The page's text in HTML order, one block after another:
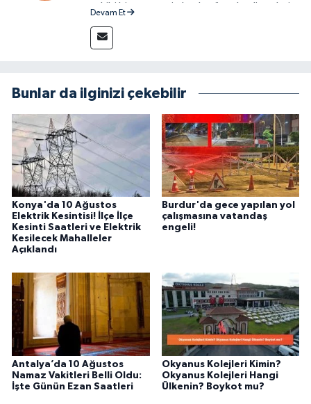
sahibi bir gazeteci olarak, güncel gelişmeleri
güvenilir ve tarafsız bilgilerle buluşturmayı
amaçlıyorum. Habercilik anlayışımda etik
alanlarda ürettiğim içeriklerle kamuoyuna
fayda sağla
Devam Et
Bunlar da ilginizi çekebilir
Konya'da 10 Ağustos
Elektrik Kesintisi! İlçe İlçe
Kesinti Saatleri ve Elektrik
Kesilecek Mahalleler
Açıklandı
Burdur'da gece yapılan yol
çalışmasına vatandaş
engeli!
Antalya’da 10 Ağustos
Namaz Vakitleri Belli Oldu:
İşte Günün Ezan Saatleri
Okyanus Kolejleri Kimin?
Okyanus Kolejleri Hangi
Ülkenin? Boykot mu?